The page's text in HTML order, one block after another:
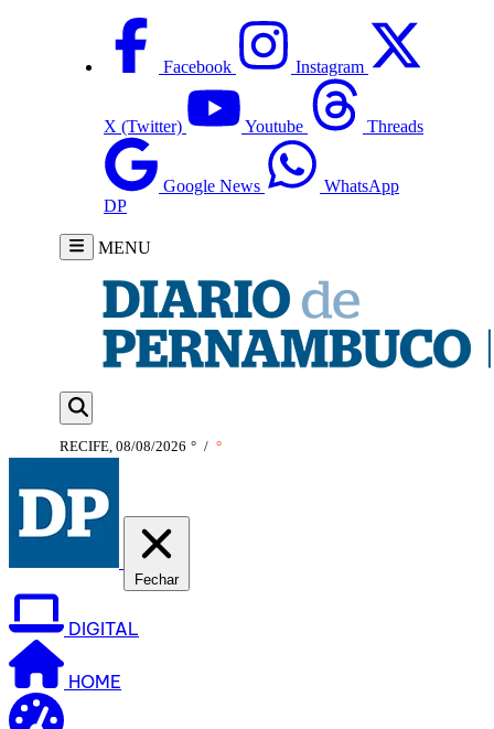
Facebook Instagram
X (Twitter) Youtube Threads
Google News
WhatsApp
DP
MENU
RECIFE, 08/08/2026 ° / °
Fechar
DIGITAL
HOME